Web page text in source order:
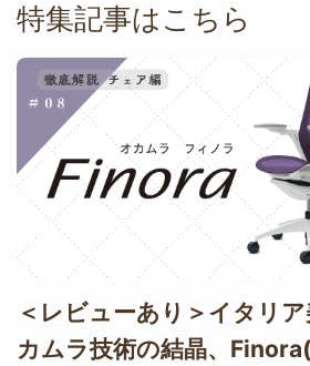
特集記事はこちら
＜レビューあり＞イタリ
カムラ技術の結晶、